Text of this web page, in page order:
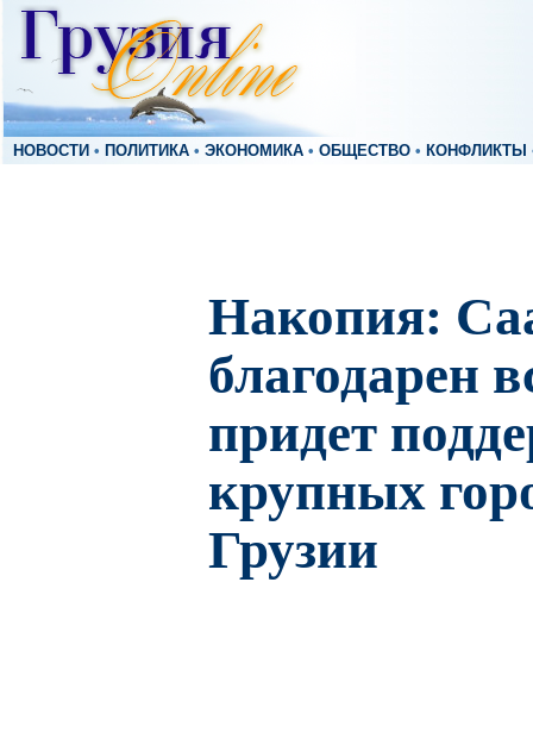
НОВОСТИ • ПОЛИТИКА • ЭКОНОМИКА • ОБЩЕСТВО • КОНФЛИКТЫ
Накопия:
благодарен
придет
крупных
Грузии